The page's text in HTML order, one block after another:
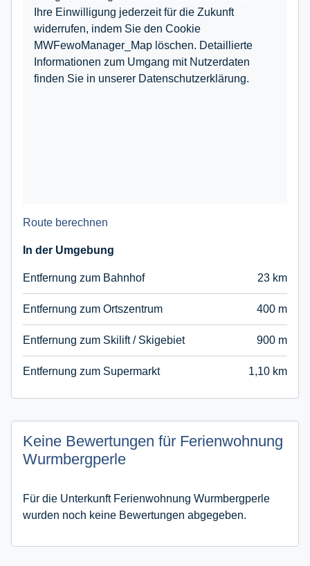
Ihre Einwilligung jederzeit für die Zukunft
widerrufen, indem Sie den Cookie
MWFewoManager_Map löschen. Detaillierte
Informationen zum Umgang mit Nutzerdaten
finden Sie in unserer Datenschutzerklärung.
Route berechnen
In der Umgebung
Entfernung zum Bahnhof 23 km
Entfernung zum Ortszentrum 400 m
Entfernung zum Skilift / Skigebiet 900 m
Entfernung zum Supermarkt 1,10 km
Keine Bewertungen für Ferienwohnung
Wurmbergperle
Für die Unterkunft Ferienwohnung Wurmbergperle
wurden noch keine Bewertungen abgegeben.